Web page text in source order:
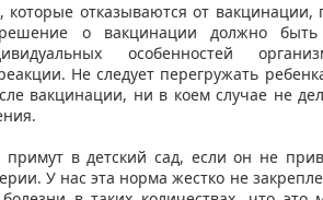
отказываются от вакцинации,
о вакцинации должно
особенностей
Не следует перегружать
вакцинации, ни в коем случае не
в детский сад, если он не
У нас эта норма жестко не